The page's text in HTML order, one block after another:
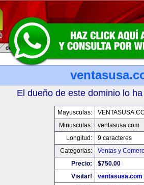
El dueño de este dominio lo
Mayusculas:
Minusculas:
ventasusa.com
Longitud:
9 caracteres
Categorias:
Ventas y
Precio:
$750.00
Visitar!
ventasusa.com